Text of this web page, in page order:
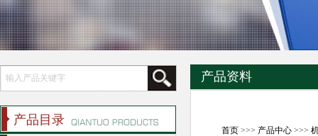
产品资料
首页>>> 产品中心>>>
产品目录